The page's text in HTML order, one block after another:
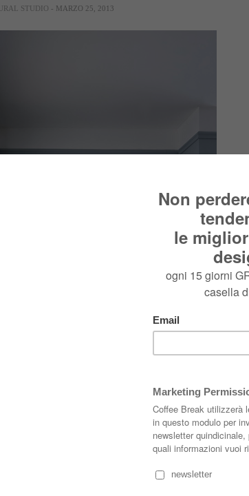
STUDIO - MARZO 25, 2013